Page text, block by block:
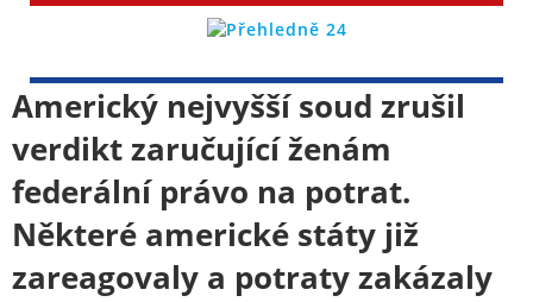
Americký nejvyšší soud zrušil
verdikt zaručující ženám
federální právo na potrat.
Některé americké státy již
zareagovaly a potraty zakázaly